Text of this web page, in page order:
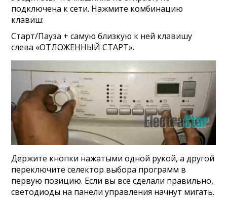
подключена к сети. Нажмите комбинацию
клавиш:
Старт/Пауза + самую близкую к ней клавишу
слева «ОТЛОЖЕННЫЙ СТАРТ».
Держите кнопки нажатыми одной рукой, а другой
переключите селектор выбора программ в
первую позицию. Если вы все сделали правильно,
светодиоды на панели управления начнут мигать.